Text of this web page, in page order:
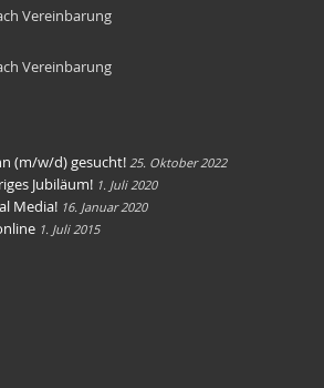
Vereinbarung
Vereinbarung
(m/w/d) gesucht! 25. Oktober 2022
Jubiläum! 1. Juli 2020
Media! 16. Januar 2020
1. Juli 2015